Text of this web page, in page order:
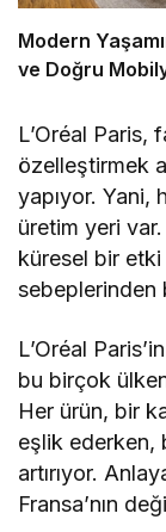
Modern
ve Doğru
L’Oréal Paris,
özelleştirmek
yapıyor. Yani,
üretim yeri var.
küresel bir etki
sebeplerinden
L’Oréal
bu birçok
Her ürün, bir
eşlik ederken,
artırıyor.
Fransa’nın